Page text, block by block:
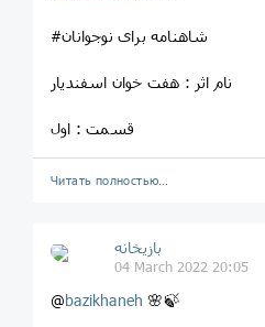
#شاهنامه برای نوجوانان
نام اثر : هفت خوان اسفندیار
قسمت : اول
Читать полностью…
بازیخانه
04 March 2022 20:05
@bazikhaneh 🌸🍃